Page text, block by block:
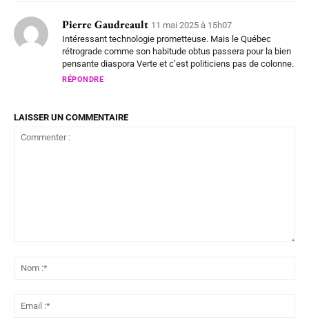
Pierre Gaudreault 11 mai 2025 à 15h07
Intéressant technologie prometteuse. Mais le Québec
rétrograde comme son habitude obtus passera pour la bien
pensante diaspora Verte et c’est politiciens pas de colonne.
RÉPONDRE
LAISSER UN COMMENTAIRE